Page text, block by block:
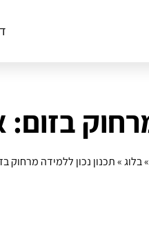
מרחוק
»בלוג»תכנון נכון ללמידה מרחוק